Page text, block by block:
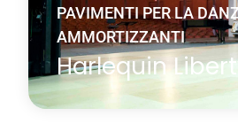
PAVIMENTI PER LA
AMMORTIZZANTI
Harlequin